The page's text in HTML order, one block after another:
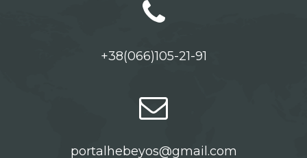
+38(066)105-21-91
portalhebeyos@gmail.com